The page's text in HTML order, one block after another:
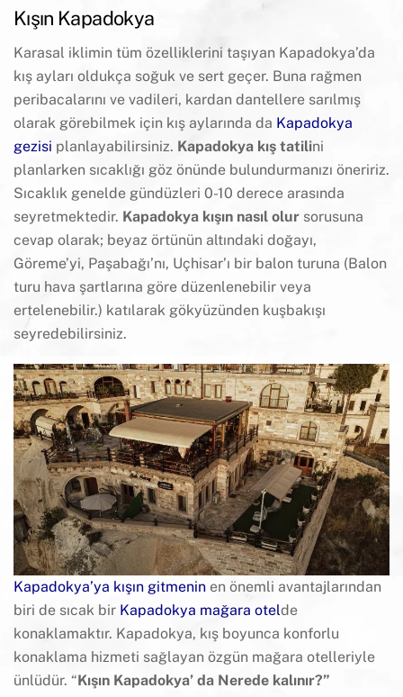
Kışın Kapadokya
Karasal iklimin tüm özelliklerini taşıyan Kapadokya’da
kış ayları oldukça soğuk ve sert geçer. Buna rağmen
peribacalarını ve vadileri, kardan dantellere sarılmış
olarak görebilmek için kış aylarında da Kapadokya
gezisi planlayabilirsiniz. Kapadokya kış tatilini
planlarken sıcaklığı göz önünde bulundurmanızı öneririz.
Sıcaklık genelde gündüzleri 0-10 derece arasında
seyretmektedir. Kapadokya kışın nasıl olur sorusuna
cevap olarak; beyaz örtünün altındaki doğayı,
Göreme’yi, Paşabağı’nı, Uçhisar’ı bir balon turuna (Balon
turu hava şartlarına göre düzenlenebilir veya
ertelenebilir.) katılarak gökyüzünden kuşbakışı
seyredebilirsiniz.
Kapadokya’ya kışın gitmenin en önemli avantajlarından
biri de sıcak bir Kapadokya mağara otelde
konaklamaktır. Kapadokya, kış boyunca konforlu
konaklama hizmeti sağlayan özgün mağara otelleriyle
ünlüdür. “Kışın Kapadokya’ da Nerede kalınır?”